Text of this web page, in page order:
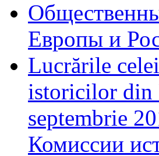
Европы и
Lucrările
istoricilor din
septembrie
Комиссии